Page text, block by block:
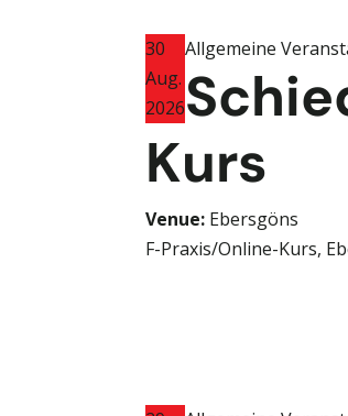
30
Aug.
2026
Allgemeine
Kurs
Venue: Ebersgöns
F-Praxis/Online-Kurs,